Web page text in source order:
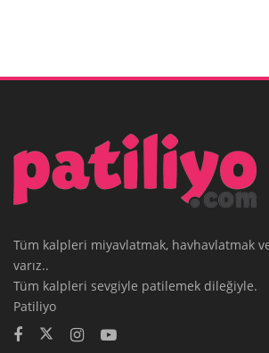
Tüm kalpleri miyavlatmak, havhavlatmak
varız..
Tüm kalpleri sevgiyle patilemek dileğiyle.
Patiliyo